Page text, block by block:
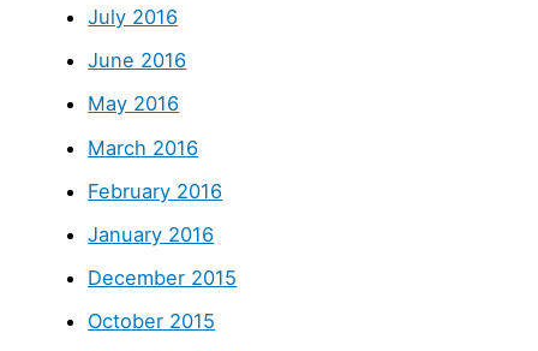
July 2016
June 2016
May 2016
March 2016
February 2016
January 2016
December 2015
October 2015